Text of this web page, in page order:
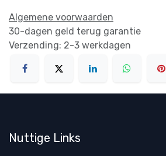
Algemene voorwaarden
30-dagen geld terug garantie
Verzending: 2-3 werkdagen
Nuttige Links